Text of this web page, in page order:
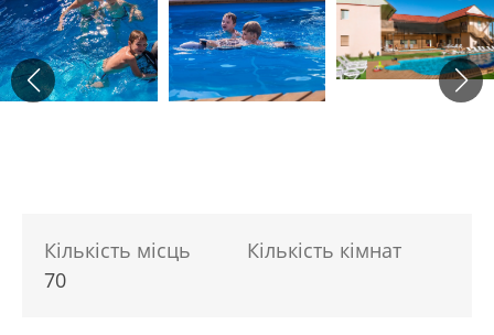
Кількість місць
70
Кількість кімнат